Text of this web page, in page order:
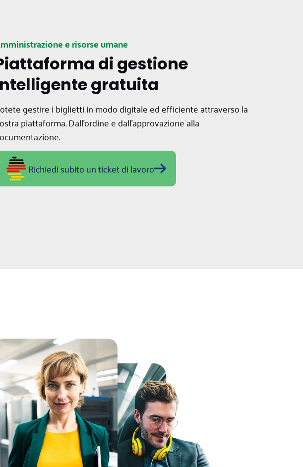
e risorse umane
di gestione
gratuita
gestire i biglietti in modo digitale ed efficiente attraverso la
piattaforma. Dall'ordine e dall'approvazione alla
Richiedi subito un ticket di lavoro